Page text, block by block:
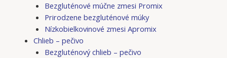
Bezgluténové múčne zmesi Promix
Prirodzene bezgluténové múky
Nízkobielkovinové zmesi Apromix
Chlieb – pečivo
Bezgluténový chlieb – pečivo